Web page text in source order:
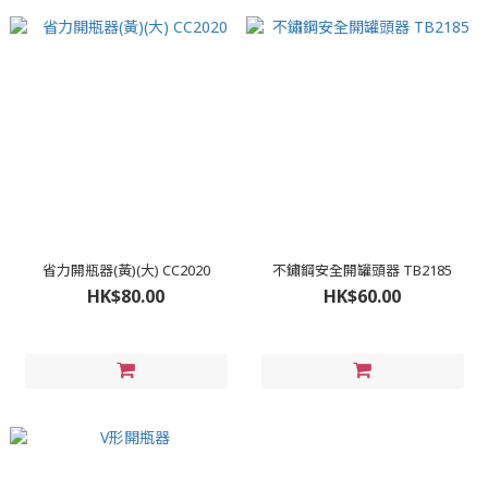
省力開瓶器(黃)(大) CC2020
HK$80.00
不鏽鋼安全開罐頭器 TB2185
HK$60.00